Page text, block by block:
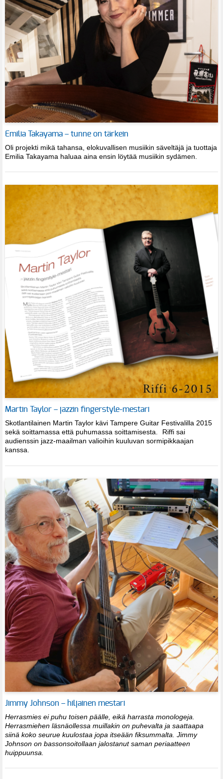
Emilia Takayama – tunne on tärkein
Oli projekti mikä tahansa, elokuvallisen musiikin säveltäjä ja tuottaja
Emilia Takayama haluaa aina ensin löytää musiikin sydämen.
Martin Taylor – jazzin fingerstyle-mestari
Skotlantilainen Martin Taylor kävi Tampere Guitar Festivalilla 2015
sekä soittamassa että puhumassa soittamisesta. Riffi sai
audienssin jazz-maailman valioihin kuuluvan sormipikkaajan
kanssa.
Jimmy Johnson – hiljainen mestari
Herrasmies ei puhu toisen päälle, eikä harrasta monologeja.
Herrasmiehen läsnäollessa muillakin on puhevalta ja saattaapa
siinä koko seurue kuulostaa jopa itseään fiksummalta. Jimmy
Johnson on bassonsoitollaan jalostanut saman periaatteen
huippuunsa.